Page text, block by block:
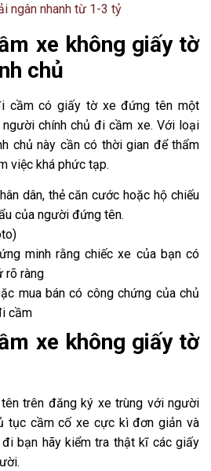
ngân nhanh từ 1-3 tỷ
xe không giấy tờ
chủ
cầm có giấy tờ xe đứng tên một
chính chủ đi cầm xe. Với loại
chủ này cần có thời gian để thẩm
việc khá phức tạp.
dân, thẻ căn cước hoặc hộ chiếu
của người đứng tên.
minh rằng chiếc xe của bạn có
rõ ràng
mua bán có công chứng của chủ
cầm
xe không giấy tờ
trên đăng ký xe trùng với người
tục cầm cố xe cực kì đơn giản và
đi bạn hãy kiểm tra thật kĩ các giấy